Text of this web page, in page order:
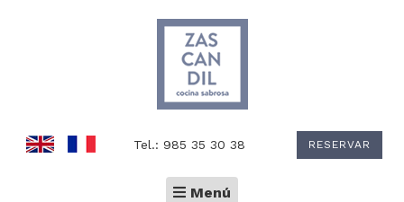
Tel.: 985 35 30 38 RESERVAR
Menú